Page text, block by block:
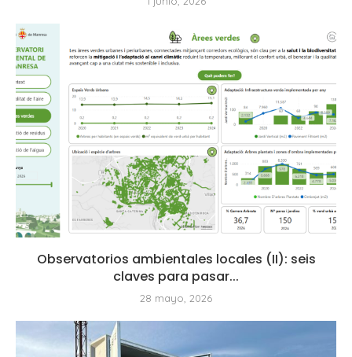
Observatorios ambientales locales (II): seis
claves para pasar...
28 mayo, 2026